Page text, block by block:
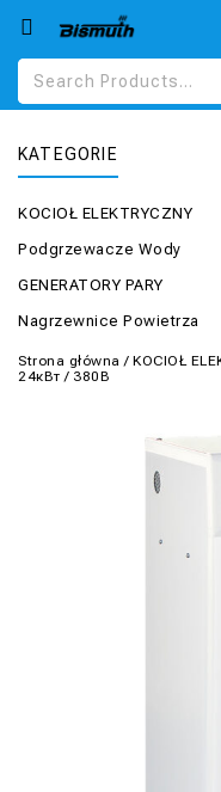
KATEGORIE
KOCIOŁ ELEKTRYCZNY
Podgrzewacze Wody
GENERATORY PARY
Nagrzewnice Powietrza
Strona główna / KOCIOŁ
24кВт / 380В